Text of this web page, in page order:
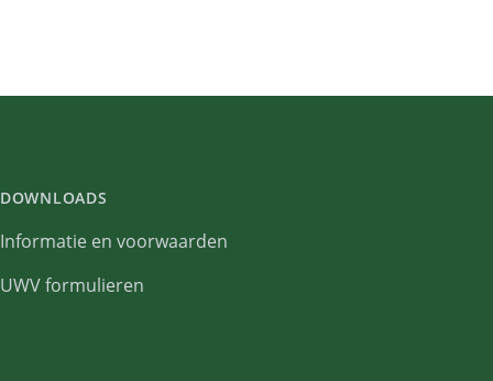
DOWNLOADS
Informatie en voorwaarden
UWV formulieren